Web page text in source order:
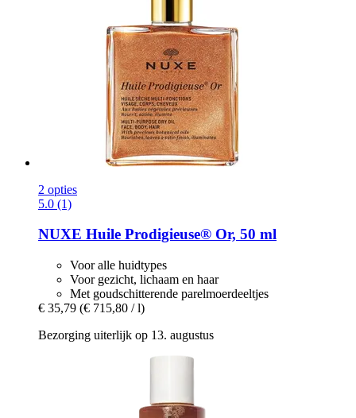
2 opties
5.0 (1)
NUXE Huile Prodigieuse® Or, 50 ml
Voor alle huidtypes
Voor gezicht, lichaam en haar
Met goudschitterende parelmoerdeeltjes
€ 35,79 (€ 715,80 / l)
Bezorging uiterlijk op 13. augustus